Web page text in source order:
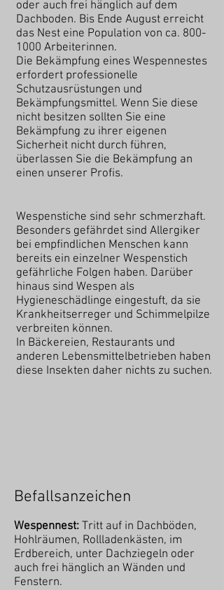
oder auch frei hänglich auf dem
Dachboden. Bis Ende August erreicht
das Nest eine Population von ca. 800-
1000 Arbeiterinnen.
Die Bekämpfung eines Wespennestes
erfordert professionelle
Schutzausrüstungen und
Bekämpfungsmittel. Wenn Sie diese
nicht besitzen sollten Sie eine
Bekämpfung zu ihrer eigenen
Sicherheit nicht durch führen,
überlassen Sie die Bekämpfung an
einen unserer Profis.
Wespenstiche sind sehr schmerzhaft.
Besonders gefährdet sind Allergiker
bei empfindlichen Menschen kann
bereits ein einzelner Wespenstich
gefährliche Folgen haben. Darüber
hinaus sind Wespen als
Hygieneschädlinge eingestuft, da sie
Krankheitserreger und Schimmelpilze
verbreiten können.
In Bäckereien, Restaurants und
anderen Lebensmittelbetrieben haben
diese Insekten daher nichts zu suchen.
Befallsanzeichen
Wespennest: Tritt auf in Dachböden,
Hohlräumen, Rollladenkästen, im
Erdbereich, unter Dachziegeln oder
auch frei hänglich an Wänden und
Fenstern.